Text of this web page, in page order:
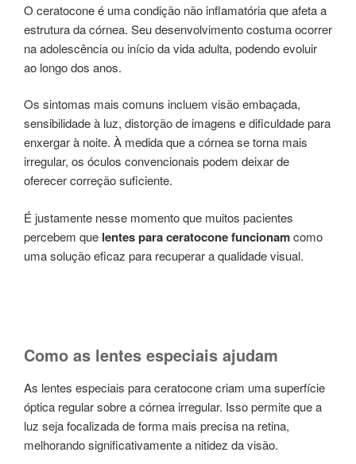
O ceratocone é uma condição não inflamatória que afeta a
estrutura da córnea. Seu desenvolvimento costuma ocorrer
na adolescência ou início da vida adulta, podendo evoluir
ao longo dos anos.
Os sintomas mais comuns incluem visão embaçada,
sensibilidade à luz, distorção de imagens e dificuldade para
enxergar à noite. À medida que a córnea se torna mais
irregular, os óculos convencionais podem deixar de
oferecer correção suficiente.
É justamente nesse momento que muitos pacientes
percebem que lentes para ceratocone funcionamcomo
uma solução eficaz para recuperar a qualidade visual.
Como as lentes especiais ajudam
As lentes especiais para ceratocone criam uma superfície
óptica regular sobre a córnea irregular. Isso permite que a
luz seja focalizada de forma mais precisa na retina,
melhorando significativamente a nitidez da visão.